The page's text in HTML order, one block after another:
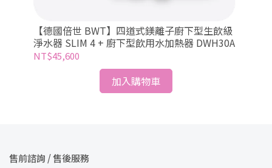
【德國倍世 BWT】四道式鎂離子廚下型生飲級
淨水器 SLIM 4 + 廚下型飲用水加熱器 DWH30A
NT$45,600
加入購物車
售前諮詢 / 售後服務